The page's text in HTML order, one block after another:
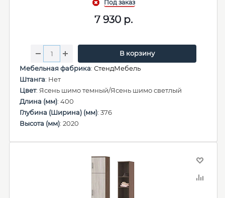
7 930 р.
В корзину
Мебельная фабрика: СтендМебель
Штанга: Нет
Цвет: Ясень шимо темный/Ясень шимо светлый
Длина (мм): 400
Глубина (Ширина) (мм): 376
Высота (мм): 2020